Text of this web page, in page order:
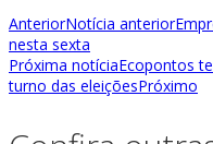
AnteriorNotícia anterior
nesta sexta
Próxima notíciaEcopontos
turno das eleiçõesPróximo